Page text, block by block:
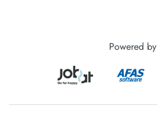
Powered by